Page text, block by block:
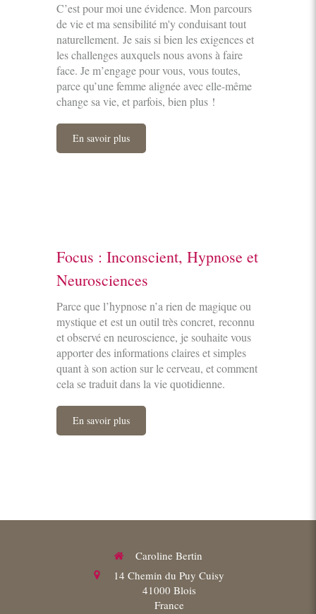
C’est pour moi une évidence. Mon parcours
de vie et ma sensibilité m'y conduisant tout
naturellement. Je sais si bien les exigences et
les challenges auxquels nous avons à faire
face. Je m’engage pour vous, vous toutes,
parce qu’une femme alignée avec elle-même
change sa vie, et parfois, bien plus !
En savoir plus
Focus : Inconscient, Hypnose et
Neurosciences
Parce que l’hypnose n’a rien de magique ou
mystique et est un outil très concret, reconnu
et observé en neuroscience, je souhaite vous
apporter des informations claires et simples
quant à son action sur le cerveau, et comment
cela se traduit dans la vie quotidienne.
En savoir plus
Caroline Bertin
14 Chemin du Puy Cuisy
41000 Blois
France